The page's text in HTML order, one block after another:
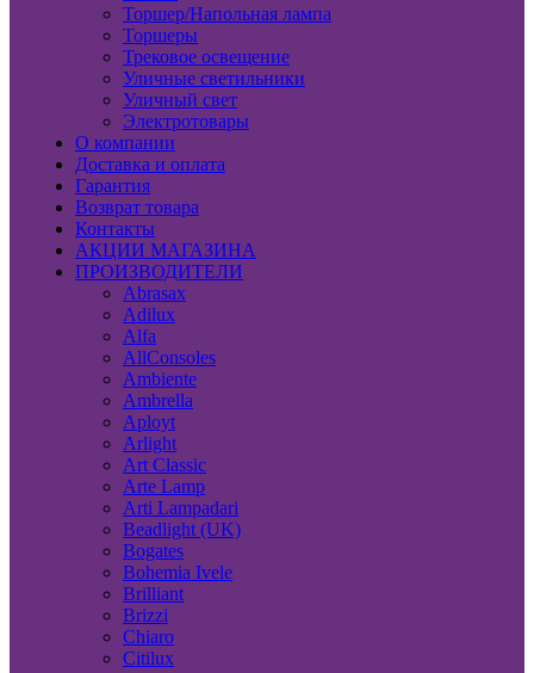
Торшер/Напольная лампа
Торшеры
Трековое освещение
Уличные светильники
Уличный свет
Электротовары
О компании
Доставка и оплата
Гарантия
Возврат товара
Контакты
АКЦИИ МАГАЗИНА
ПРОИЗВОДИТЕЛИ
Abrasax
Adilux
Alfa
AllConsoles
Ambiente
Ambrella
Aployt
Arlight
Art Classic
Arte Lamp
Arti Lampadari
Beadlight (UK)
Bogates
Bohemia Ivele
Brilliant
Brizzi
Chiaro
Citilux